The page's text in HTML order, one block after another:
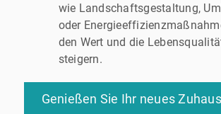
wie Landschaftsgestaltung,
oder
den Wert und die
steigern.
Genießen Sie Ihr neues